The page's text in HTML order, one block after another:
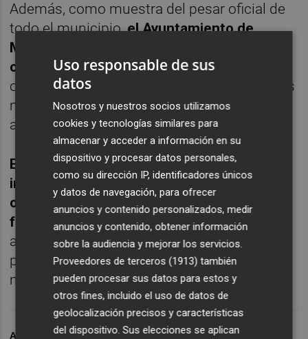
Además, como muestra del pesar oficial de
todo el municipio,el Ayuntamiento de
Murcia decretará tres días de luto
oficial, durante los cuales las banderas
ondearán a media asta en todos los edificios
municipales y quedarán suspendidos los
actos institucionales previstos.
En las próximas horas se trasladarán las
instrucciones relativas a protocolo, luto
oficial, agenda institucional y horas
fúnebres. El Ayuntamiento continuará
actuando con normalidad institucional y
plena coordinación de todos los servicios
municipales.
ARCHIVADO EN JOSÉ BALLESTA LUTO
Uso responsable de sus
datos
Nosotros y nuestros socios utilizamos
cookies y tecnologías similares para
almacenar y acceder a información en su
dispositivo y procesar datos personales,
como su dirección IP, identificadores únicos
y datos de navegación, para ofrecer
anuncios y contenido personalizados, medir
anuncios y contenido, obtener información
sobre la audiencia y mejorar los servicios.
Proveedores de terceros (1913) también
pueden procesar sus datos para estos y
otros fines, incluido el uso de datos de
geolocalización precisos y características
del dispositivo. Sus elecciones se aplican